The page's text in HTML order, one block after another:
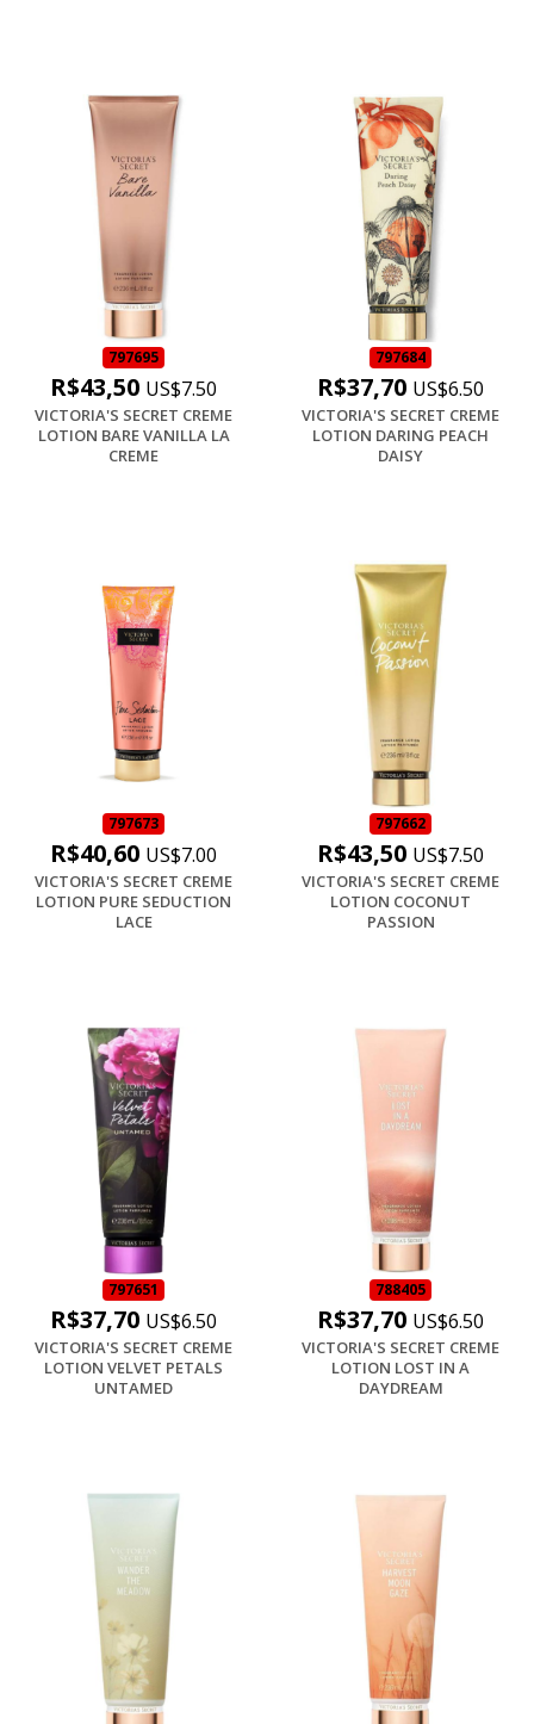
797695
R$43,50 US$7.50
VICTORIA'S SECRET CREME
LOTION BARE VANILLA LA
CREME
797684
R$37,70 US$6.50
VICTORIA'S SECRET CREME
LOTION DARING PEACH
DAISY
797673
R$40,60 US$7.00
VICTORIA'S SECRET CREME
LOTION PURE SEDUCTION
LACE
797662
R$43,50 US$7.50
VICTORIA'S SECRET CREME
LOTION COCONUT
PASSION
797651
R$37,70 US$6.50
VICTORIA'S SECRET CREME
LOTION VELVET PETALS
UNTAMED
788405
R$37,70 US$6.50
VICTORIA'S SECRET CREME
LOTION LOST IN A
DAYDREAM